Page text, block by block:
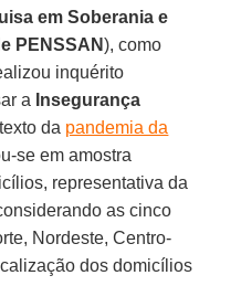
em Soberania e
PENSSAN), como
inquérito
a Insegurança
da pandemia da
se em amostra
representativa da
as cinco
Nordeste, Centro-
dos domicílios